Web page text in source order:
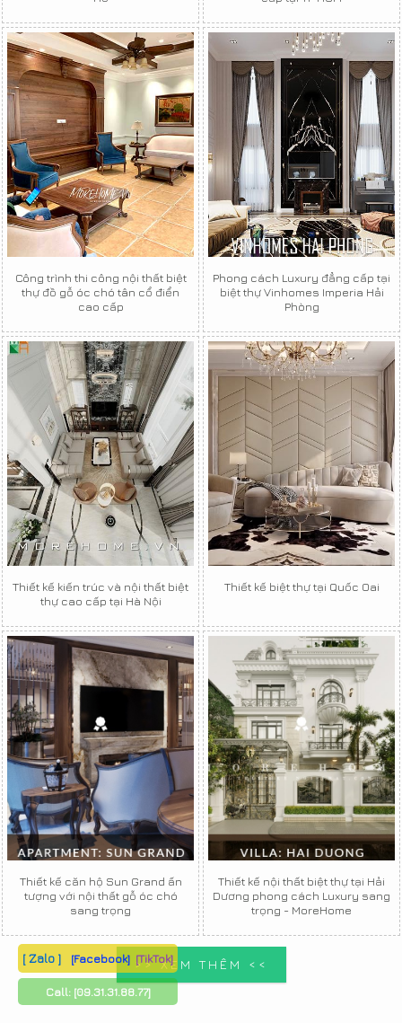
Công trình thi công nội thất biệt
thự đồ gỗ óc chó tân cổ điển
cao cấp
Phong cách Luxury đẳng cấp tại
biệt thự Vinhomes Imperia Hải
Phòng
Thiết kế kiến trúc và nội thất biệt
thự cao cấp tại Hà Nội
Thiết kế biệt thự tại Quốc Oai
Thiết kế căn hộ Sun Grand ấn
tượng với nội thất gỗ óc chó
sang trọng
Thiết kế nội thất biệt thự tại Hải
Dương phong cách Luxury sang
trọng - MoreHome
>> XEM THÊM <<
[ Zalo ] [Facebook] [TikTok]
Call: [09.31.31.88.77]